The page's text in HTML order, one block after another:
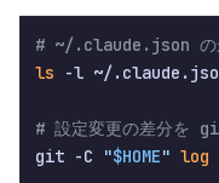
# ~/.claude.json の最
ls -l ~/
# 設定変更の差分を
git -C
"$HOME" log